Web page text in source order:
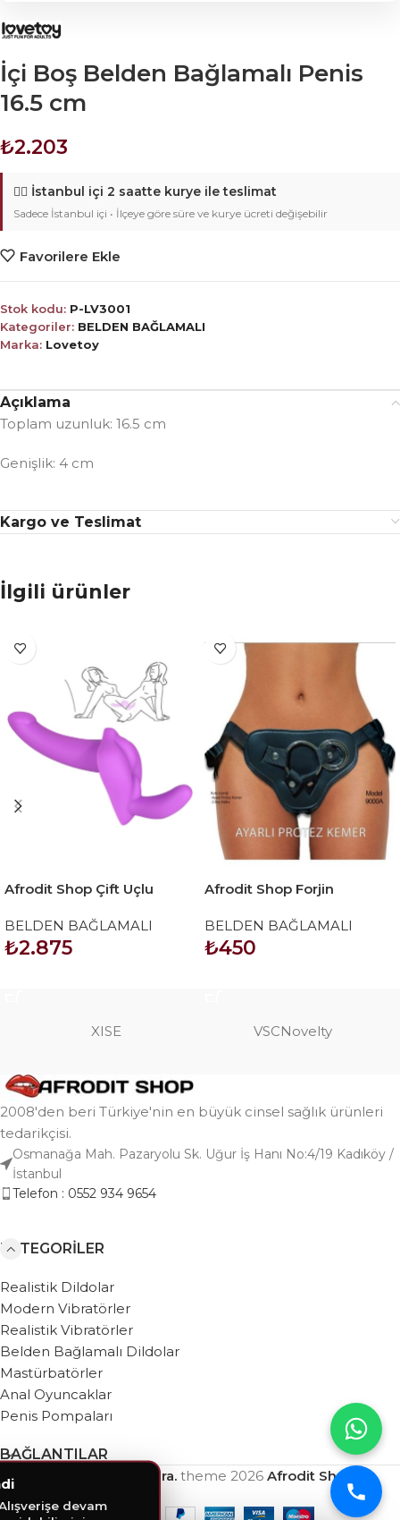
İçi Boş Belden Bağlamalı Penis
16.5 cm
₺2.203
🚴‍♂️ İstanbul içi 2 saatte kurye ile teslimat
Sadece İstanbul içi • İlçeye göre süre ve kurye ücreti değişebilir
Favorilere Ekle
Stok kodu: P-LV3001
Kategoriler: BELDEN BAĞLAMALI
Marka: Lovetoy
Açıklama
Toplam uzunluk: 16.5 cm
Genişlik: 4 cm
Kargo ve Teslimat
İlgili ürünler
Afrodit Shop Çift Uçlu
BELDEN BAĞLAMALI
₺2.875
Afrodit Shop Forjin
Belden Bağlama Kemeri
Siyah
BELDEN BAĞLAMALI
₺450
XISE VSCNovelty
2008'den beri Türkiye'nin en büyük cinsel sağlık ürünleri
tedarikçisi.
Osmanağa Mah. Pazaryolu Sk. Uğur İş Hanı No:4/19 Kadıköy /
İstanbul
Telefon : 0552 934 9654
KATEGORILER
Realistik Dildolar
Modern Vibratörler
Realistik Vibratörler
Belden Bağlamalı Dildolar
Mastürbatörler
Anal Oyuncaklar
Penis Pompaları
BAĞLANTILAR
WebZera. theme 2026 Afrodit Shop
devam